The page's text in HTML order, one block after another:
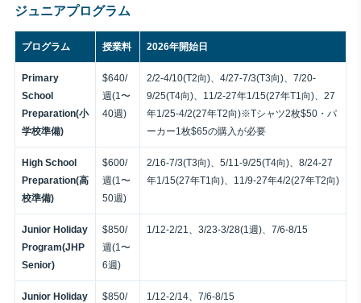
ジュニアプログラム
プログラム 授業料 2026年開始日
Primary
School
Preparation(小
学校準備)
$640/
週(1〜
40週)
2/2-4/10(T2向)、4/27-7/3(T3向)、7/20-
9/25(T4向)、11/2-27年1/15(27年T1向)、27
年1/25-4/2(27年T2向)※Tシャツ2枚$50・パ
ーカー1枚$65の購入が必要
High School
Preparation(高
校準備)
$600/
週(1〜
50週)
2/16-7/3(T3向)、5/11-9/25(T4向)、8/24-27
年1/15(27年T1向)、11/9-27年4/2(27年T2向)
Junior Holiday
Program(JHP
Senior)
$850/
週(1〜
6週)
1/12-2/21、3/23-3/28(1週)、7/6-8/15
Junior Holiday
$850/
1/12-2/14、7/6-8/15